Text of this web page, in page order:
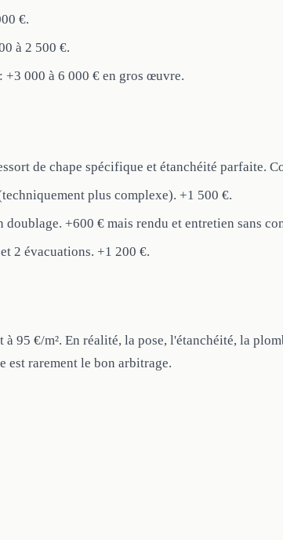
€.
à 2 500 €.
000 à 6 000 € en gros œuvre.
de chape spécifique et étanchéité parfaite.
plus complexe). +1 500 €.
+600 € mais rendu et entretien sans
2 évacuations. +1 200 €.
95 €/m². En réalité, la pose, l'étanchéité, la
est rarement le bon arbitrage.